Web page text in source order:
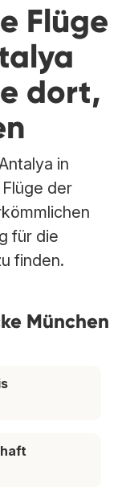
Flüge
dort,
in
der
für die
finden.
München